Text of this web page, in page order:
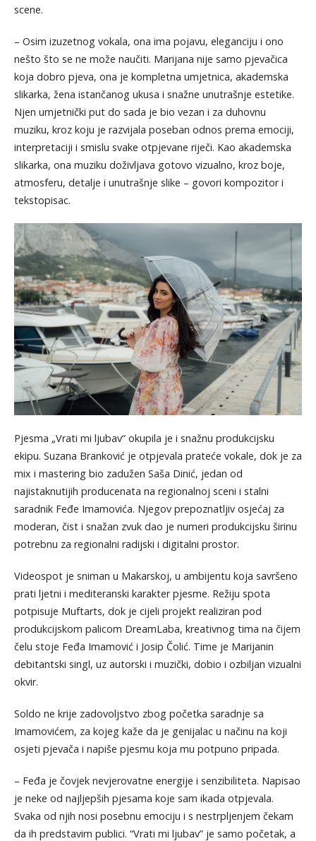
scene.
– Osim izuzetnog vokala, ona ima pojavu, eleganciju i ono
nešto što se ne može naučiti. Marijana nije samo pjevačica
koja dobro pjeva, ona je kompletna umjetnica, akademska
slikarka, žena istančanog ukusa i snažne unutrašnje estetike.
Njen umjetnički put do sada je bio vezan i za duhovnu
muziku, kroz koju je razvijala poseban odnos prema emociji,
interpretaciji i smislu svake otpjevane riječi. Kao akademska
slikarka, ona muziku doživljava gotovo vizualno, kroz boje,
atmosferu, detalje i unutrašnje slike – govori kompozitor i
tekstopisac.
Pjesma „Vrati mi ljubav“ okupila je i snažnu produkcijsku
ekipu. Suzana Branković je otpjevala prateće vokale, dok je za
mix i mastering bio zadužen Saša Dinić, jedan od
najistaknutijih producenata na regionalnoj sceni i stalni
saradnik Feđe Imamovića. Njegov prepoznatljiv osjećaj za
moderan, čist i snažan zvuk dao je numeri produkcijsku širinu
potrebnu za regionalni radijski i digitalni prostor.
Videospot je sniman u Makarskoj, u ambijentu koja savršeno
prati ljetni i mediteranski karakter pjesme. Režiju spota
potpisuje Muftarts, dok je cijeli projekt realiziran pod
produkcijskom palicom DreamLaba, kreativnog tima na čijem
čelu stoje Feđa Imamović i Josip Čolić. Time je Marijanin
debitantski singl, uz autorski i muzički, dobio i ozbiljan vizualni
okvir.
Soldo ne krije zadovoljstvo zbog početka saradnje sa
Imamovićem, za kojeg kaže da je genijalac u načinu na koji
osjeti pjevača i napiše pjesmu koja mu potpuno pripada.
– Feđa je čovjek nevjerovatne energije i senzibiliteta. Napisao
je neke od najljepših pjesama koje sam ikada otpjevala.
Svaka od njih nosi posebnu emociju i s nestrpljenjem čekam
da ih predstavim publici. “Vrati mi ljubav” je samo početak, a